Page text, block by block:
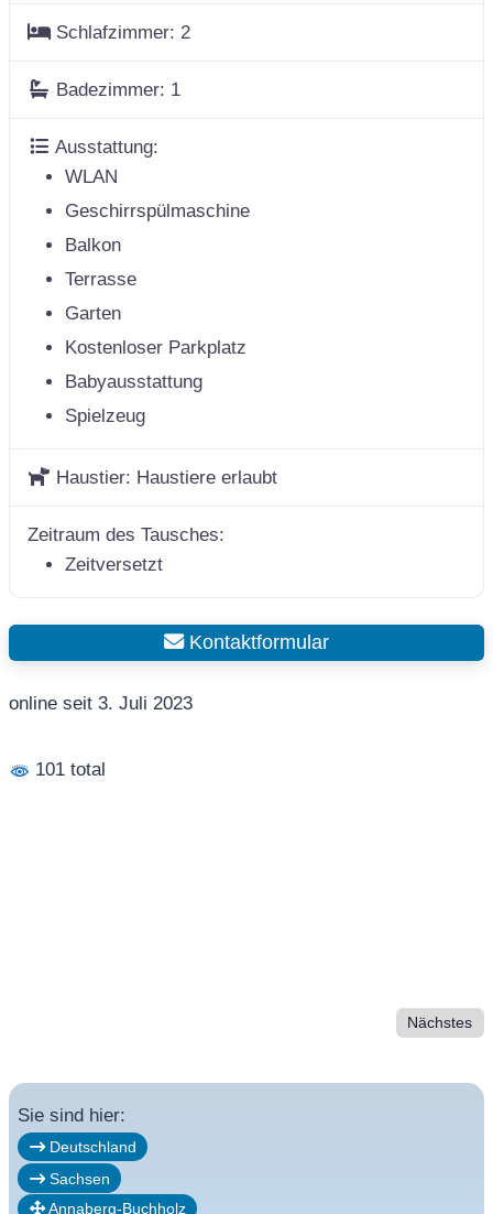
Schlafzimmer: 2
Badezimmer: 1
Ausstattung:
WLAN
Geschirrspülmaschine
Balkon
Terrasse
Garten
Kostenloser Parkplatz
Babyausstattung
Spielzeug
Haustier: Haustiere erlaubt
Zeitraum des Tausches:
Zeitversetzt
Kontaktformular
online seit 3. Juli 2023
101 total
Nächstes
Sie sind hier:
Deutschland
Sachsen
Annaberg-Buchholz